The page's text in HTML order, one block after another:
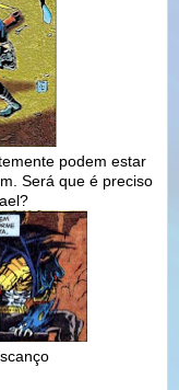
podem estar
Será que é preciso